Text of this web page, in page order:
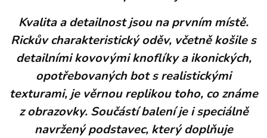
Kvalita a detailnost jsou na prvním místě.
Rickův charakteristický oděv, včetně košile s
detailními kovovými knoflíky a ikonických,
opotřebovaných bot s realistickými
texturami, je věrnou replikou toho, co známe
z obrazovky. Součástí balení je i speciálně
navržený podstavec, který doplňuje